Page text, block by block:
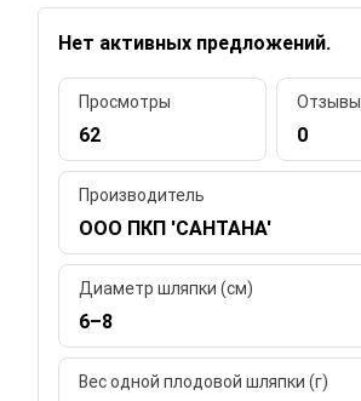
Нет активных предложений.
Просмотры
62
Отзывы
0
Производитель
ООО ПКП 'САНТАНА'
Диаметр шляпки (см)
6–8
Вес одной плодовой шляпки (г)